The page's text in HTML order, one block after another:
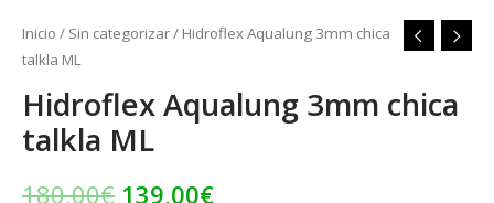
Inicio / Sin categorizar/ Hidroflex Aqualung 3mm chica
talkla ML
Hidroflex Aqualung 3mm chica
talkla ML
180,00€ 139,00€